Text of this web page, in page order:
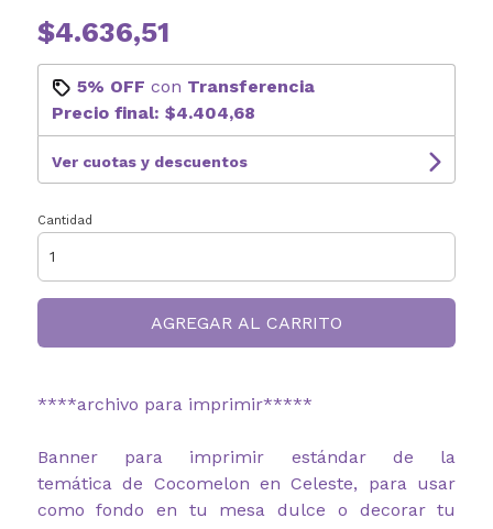
$4.636,51
5% OFF con Transferencia
Precio final: $4.404,68
Ver cuotas y descuentos
Cantidad
AGREGAR AL CARRITO
****archivo para imprimir*****
Banner para imprimir estándar de la
temática de Cocomelon en Celeste, para usar
como fondo en tu mesa dulce o decorar tu